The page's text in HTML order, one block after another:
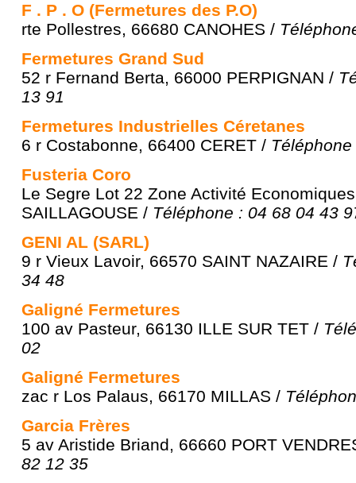
F . P . O (Fermetures des P.O)
rte Pollestres, 66680 CANOHES /
Fermetures Grand Sud
52 r Fernand Berta, 66000 PERPIGNAN /
13 91
Fermetures Industrielles Céretanes
6 r Costabonne, 66400 CERET /
Fusteria Coro
Le Segre Lot 22 Zone Activité
SAILLAGOUSE / Téléphone : 04 68 04 43
GENI AL (SARL)
9 r Vieux Lavoir, 66570 SAINT NAZAIRE /
34 48
Galigné Fermetures
100 av Pasteur, 66130 ILLE SUR TET /
02
Galigné Fermetures
zac r Los Palaus, 66170 MILLAS /
Garcia Frères
5 av Aristide Briand, 66660 PORT
82 12 35